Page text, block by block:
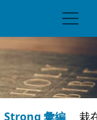
Strong 彙編 栽